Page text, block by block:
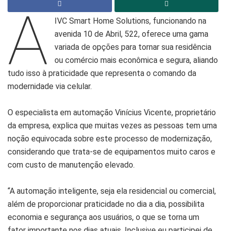
A
IVC Smart Home Solutions, funcionando na
avenida 10 de Abril, 522, oferece uma gama
variada de opções para tornar sua residência
ou comércio mais econômica e segura, aliando
tudo isso à praticidade que representa o comando da
modernidade via celular.
O especialista em automação Vinícius Vicente, proprietário
da empresa, explica que muitas vezes as pessoas tem uma
noção equivocada sobre este processo de modernização,
considerando que trata-se de equipamentos muito caros e
com custo de manutenção elevado.
“A automação inteligente, seja ela residencial ou comercial,
além de proporcionar praticidade no dia a dia, possibilita
economia e segurança aos usuários, o que se torna um